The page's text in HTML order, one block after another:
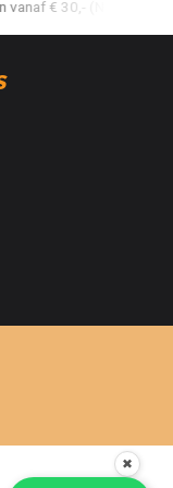
€ 2,95 (NL)
✖